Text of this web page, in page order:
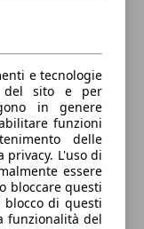
e tecnologie
del sito e per
in genere
funzioni
delle
privacy. L'uso di
essere
bloccare questi
di questi
funzionalità del